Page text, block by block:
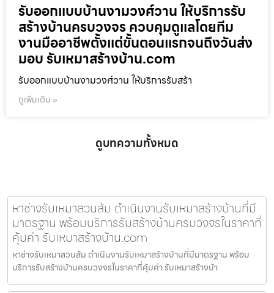
รับออกแบบบ้านงามวงศ์วาน ให้บริการรับ
สร้างบ้านครบวงจร ควบคุมดูแลโดยทีม
งานมืออาชีพตั้งแต่ขั้นตอนแรกจนถึงวันส่ง
มอบ รับเหมาสร้างบ้าน.com
รับออกแบบบ้านงามวงศ์วาน ให้บริการรับสร้า
ดูเพิ่มเติม »
ดูบทความทั้งหมด
หาช่างรับเหมาสวนส้ม ดำเนินงานรับเหมาสร้างบ้านที่มี
มาตรฐาน พร้อมบริการรับสร้างบ้านครบวงจรในราคาที่
คุ้มค่า รับเหมาสร้างบ้าน.com
หาช่างรับเหมาสวนส้ม ดำเนินงานรับเหมาสร้างบ้านที่มีมาตรฐาน พร้อม
บริการรับสร้างบ้านครบวงจรในราคาที่คุ้มค่า รับเหมาสร้างบ้า